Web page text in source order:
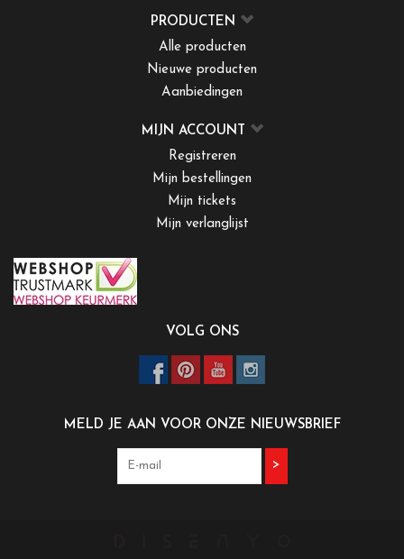
PRODUCTEN
Alle producten
Nieuwe producten
Aanbiedingen
MIJN ACCOUNT
Registreren
Mijn bestellingen
Mijn tickets
Mijn verlanglijst
VOLG ONS
MELD JE AAN VOOR ONZE NIEUWSBRIEF
>